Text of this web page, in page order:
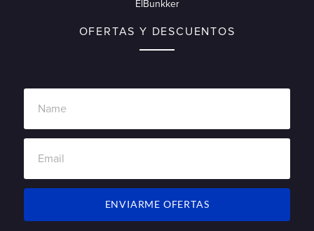
ElBunkker
OFERTAS Y DESCUENTOS
ENVIARME OFERTAS